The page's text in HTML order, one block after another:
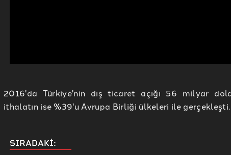
2016'da Türkiye'nin dış ticaret açığı 56 milyar
ithalatın ise %39'u Avrupa Birliği ülkeleri ile gerçekleşti.
SIRADAKİ: